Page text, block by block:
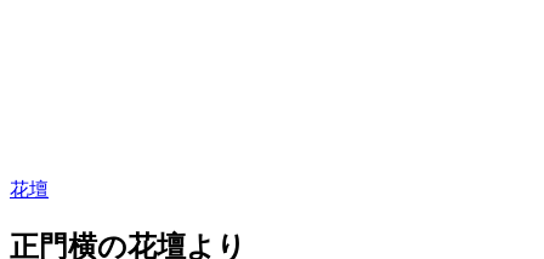
花壇
正門横の花壇より